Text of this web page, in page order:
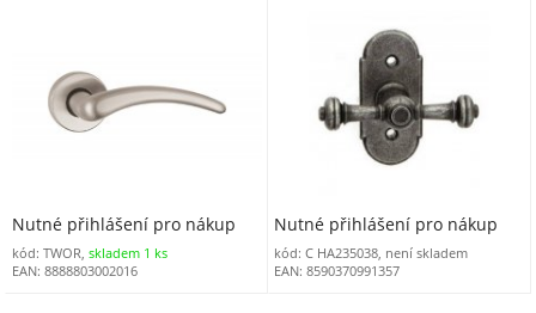
Nutné přihlášení pro nákup
kód: TWOR, skladem 1 ks
EAN: 8888803002016
Nutné přihlášení pro nákup
kód: C HA235038, není skladem
EAN: 8590370991357